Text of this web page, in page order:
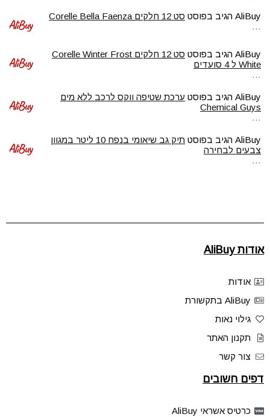
AliBuy הגיב בפוסט סט 12 חלקים Corelle Bella Faenza
…
AliBuy הגיב בפוסט
סט 12 חלקים Corelle Winter Frost
White ל 4 סועדים
…
AliBuy הגיב בפוסט ערכת שטיפה ווקס לרכב ללא מים
Chemical Guys
…
AliBuy הגיב בפוסט
תיק גב שיאומי בנפח 10 ליטר במגוון
צבעים לבחירה
…
אודות AliBuy
אודות
AliBuy בתקשורת
גילוי נאות
תקנון האתר
צור קשר
דפים חשובים
כרטיס אשראי AliBuy